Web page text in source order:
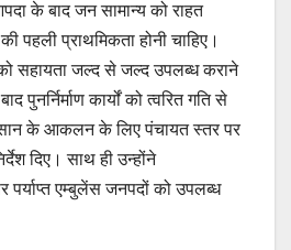
के बाद जन सामान्य को राहत
पहली प्राथमिकता होनी चाहिए।
को सहायता जल्द से जल्द उपलब्ध कराने
पुनर्निर्माण कार्यों को त्वरित गति से
के आकलन के लिए पंचायत स्तर पर
दिए। साथ ही उन्होंने
पर्याप्त एम्बुलेंस जनपदों को उपलब्ध